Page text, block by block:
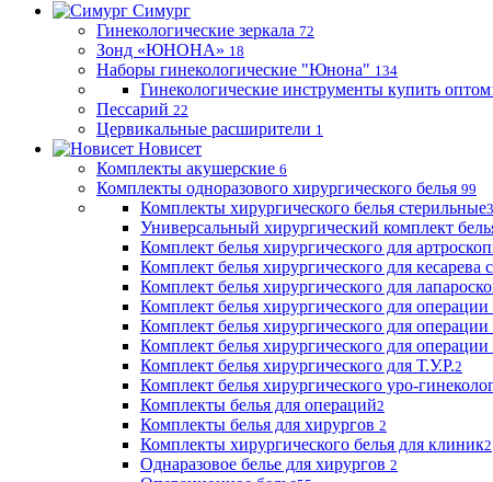
Симург
Гинекологические зеркала 72
Зонд «ЮНОНА» 18
Наборы гинекологические "Юнона" 134
Гинекологические инструменты купить оптом
Пессарий 22
Цервикальные расширители 1
Новисет
Комплекты акушерские 6
Комплекты одноразового хирургического белья 99
Комплекты хирургического белья стерильные
Универсальный хирургический комплект
Комплект белья хирургического для
Комплект белья хирургического для кесарева
Комплект белья хирургического для
Комплект белья хирургического для операции
Комплект белья хирургического для операции
Комплект белья хирургического для операции
Комплект белья хирургического для Т.У.Р.2
Комплект белья хирургического уро-
Комплекты белья для операций2
Комплекты белья для хирургов 2
Комплекты хирургического белья для клиник2
Однаразовое белье для хирургов 2